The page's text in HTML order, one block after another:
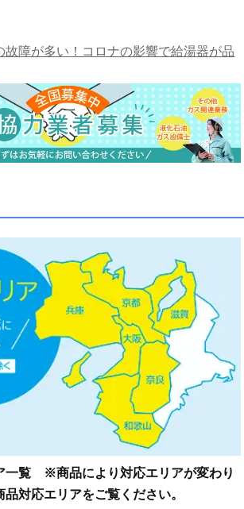
故障が多い！コロナの影響で給湯器が品
一覧 ※商品により対応エリアが変わり
対応エリアをご覧ください。